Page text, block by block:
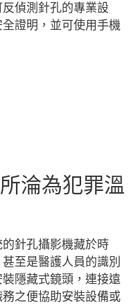
偵測針孔的專業設
證明，並可使用手機
淪為犯罪溫
針孔攝影機藏於時
至是醫護人員的識別
隱藏式鏡頭，連接遠
之便協助安裝設備或